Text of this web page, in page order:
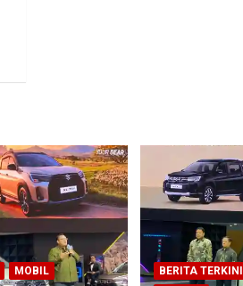
MOBIL BERITA TERKINI